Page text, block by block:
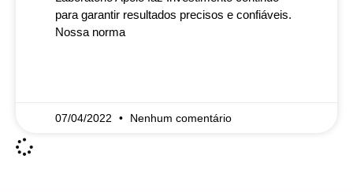
para garantir resultados precisos e confiáveis.
Nossa norma
07/04/2022 Nenhum comentário